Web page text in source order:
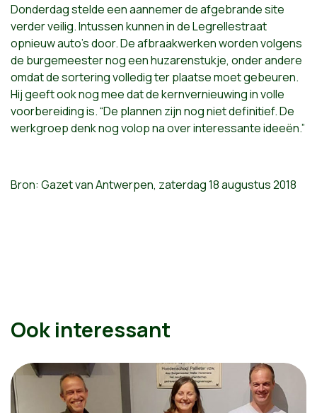
Donderdag stelde een aannemer de afgebrande site
verder veilig. Intussen kunnen in de Legrellestraat
opnieuw auto's door. De afbraakwerken worden volgens
de burgemeester nog een huzarenstukje, onder andere
omdat de sortering volledig ter plaatse moet gebeuren.
Hij geeft ook nog mee dat de kernvernieuwing in volle
voorbereiding is. “De plannen zijn nog niet definitief. De
werkgroep denk nog volop na over interessante ideeën.”
Bron: Gazet van Antwerpen, zaterdag 18 augustus 2018
Ook interessant